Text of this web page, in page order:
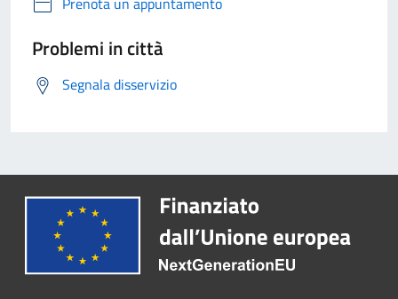
Problemi in città
Segnala disservizio